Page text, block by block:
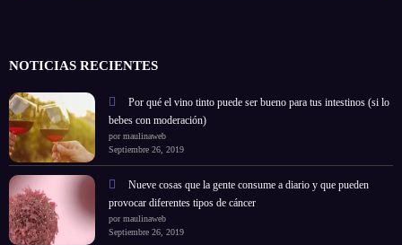
NOTICIAS RECIENTES
Por qué el vino tinto puede ser bueno para tus intestinos (si lo
bebes con moderación)
por maulinaweb
Septiembre 26, 2019
Nueve cosas que la gente consume a diario y que pueden
provocar diferentes tipos de cáncer
por maulinaweb
Septiembre 26, 2019